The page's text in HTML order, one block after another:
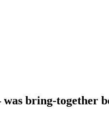
bring-together